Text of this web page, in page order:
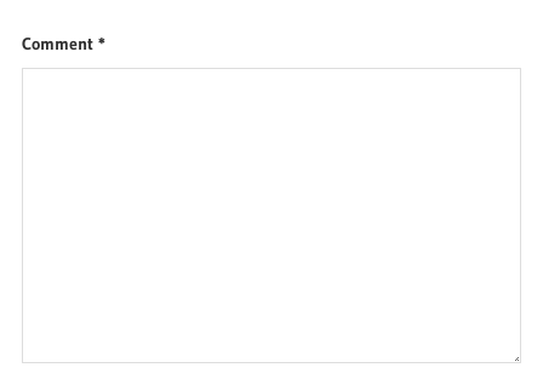
Comment *